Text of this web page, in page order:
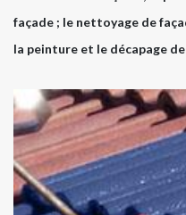
façade ; le nettoyage de
la peinture et le décapage